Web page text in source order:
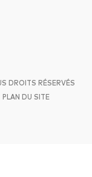
DROITS RÉSERVÉS
PLAN DU SITE